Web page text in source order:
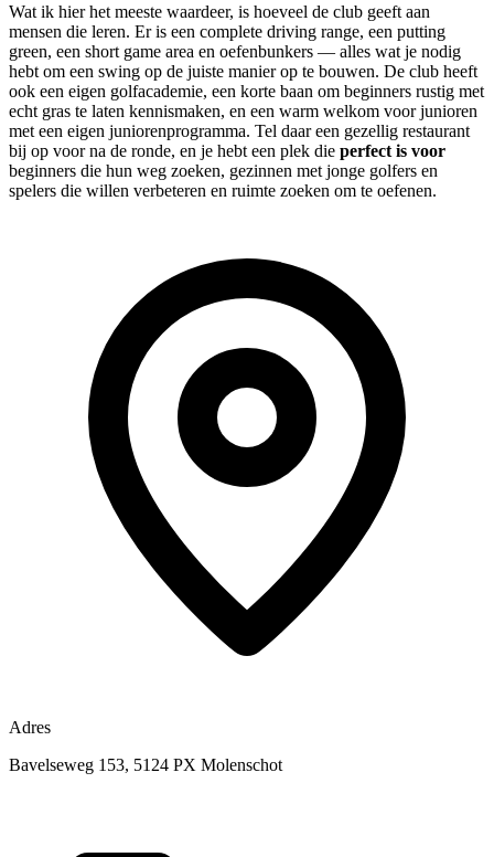
Wat ik hier het meeste waardeer, is hoeveel de club geeft aan
mensen die leren. Er is een complete driving range, een putting
green, een short game area en oefenbunkers — alles wat je nodig
hebt om een swing op de juiste manier op te bouwen. De club heeft
ook een eigen golfacademie, een korte baan om beginners rustig met
echt gras te laten kennismaken, en een warm welkom voor junioren
met een eigen juniorenprogramma. Tel daar een gezellig restaurant
bij op voor na de ronde, en je hebt een plek die perfect is voor
beginners die hun weg zoeken, gezinnen met jonge golfers en
spelers die willen verbeteren en ruimte zoeken om te oefenen.
Adres
Bavelseweg 153, 5124 PX Molenschot